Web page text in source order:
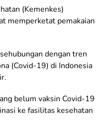
(Kemenkes)
memperketat pemakaian
dengan tren
(Covid-19) di Indonesia
belum vaksin Covid-19
ke fasilitas kesehatan